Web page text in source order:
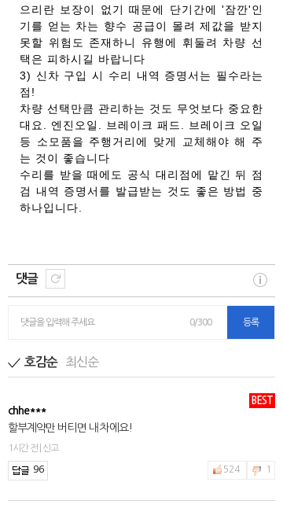
으리란 보장이 없기 때문에 단기간에 '잠깐'인
기를 얻는 차는 향수 공급이 몰려 제값을 받지
못할 위험도 존재하니 유행에 휘둘려 차량 선
택은 피하시길 바랍니다
3) 신차 구입 시 수리 내역 증명서는 필수라는
점!
차량 선택만큼 관리하는 것도 무엇보다 중요한
대요. 엔진오일. 브레이크 패드. 브레이크 오일
등 소모품을 주행거리에 맞게 교체해야 해 주
는 것이 좋습니다
수리를 받을 때에도 공식 대리점에 맡긴 뒤 점
검 내역 증명서를 발급받는 것도 좋은 방법 중
하나입니다.
댓글
댓글을 입력해 주세요 0/300 등록
호감순 최신순
BEST
chhe***
할부계약만 버티면 내 차에요!
1시간 전 | 신고
96 524 1